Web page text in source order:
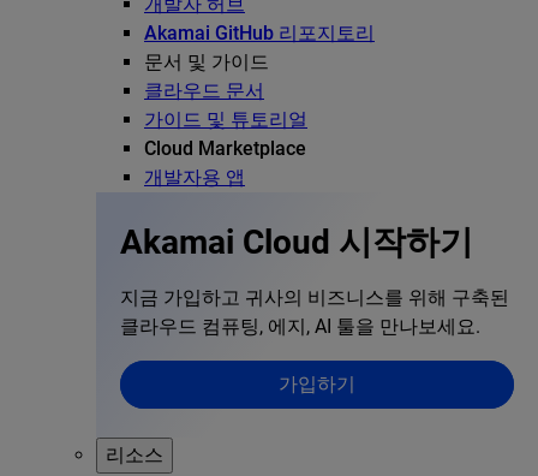
개발자 허브
Akamai GitHub 리포지토리
문서 및 가이드
클라우드 문서
가이드 및 튜토리얼
Cloud Marketplace
개발자용 앱
Akamai Cloud 시작하기
지금 가입하고 귀사의 비즈니스를 위해 구축된
클라우드 컴퓨팅, 에지, AI 툴을 만나보세요.
가입하기
리소스